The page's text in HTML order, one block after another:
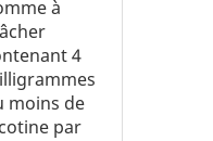
à
4
moins de
par